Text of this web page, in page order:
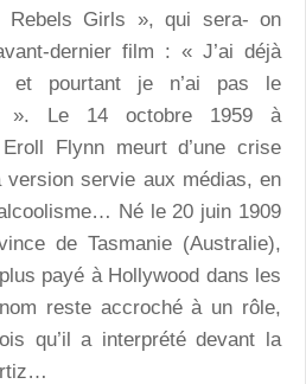
Rebels Girls », qui sera- on
dernier film : « J’ai déjà
et pourtant je n’ai pas le
». Le 14 octobre 1959 à
Flynn meurt d’une crise
version servie aux médias, en
Né le 20 juin 1909
de Tasmanie (Australie),
payé à Hollywood dans les
reste accroché à un rôle,
qu’il a interprété devant la